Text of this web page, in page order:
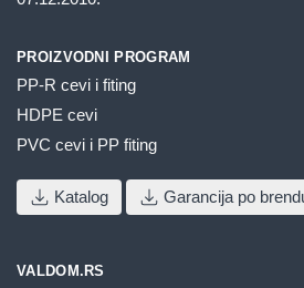
PROIZVODNI PROGRAM
PP-R cevi i fiting
HDPE cevi
PVC cevi i PP fiting
Katalog Garancija po
VALDOM.RS